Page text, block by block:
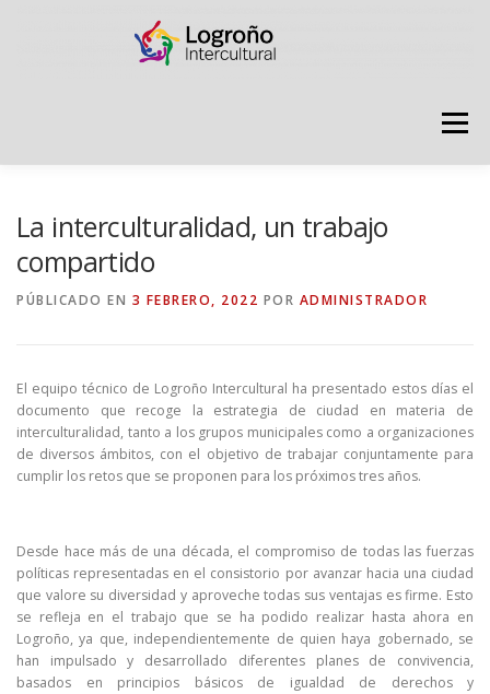
Menú
RECURSOS PUNTO DE ACOGIDA
La interculturalidad, un trabajo
compartido
PÚBLICADO EN 3 FEBRERO, 2022 POR ADMINISTRADOR
El equipo técnico de Logroño Intercultural ha presentado estos días el
documento que recoge la estrategia de ciudad en materia de
interculturalidad, tanto a los grupos municipales como a organizaciones
de diversos ámbitos, con el objetivo de trabajar conjuntamente para
cumplir los retos que se proponen para los próximos tres años.
Desde hace más de una década, el compromiso de todas las fuerzas
políticas representadas en el consistorio por avanzar hacia una ciudad
que valore su diversidad y aproveche todas sus ventajas es firme. Esto
se refleja en el trabajo que se ha podido realizar hasta ahora en
Logroño, ya que, independientemente de quien haya gobernado, se
han impulsado y desarrollado diferentes planes de convivencia,
basados en principios básicos de igualdad de derechos y